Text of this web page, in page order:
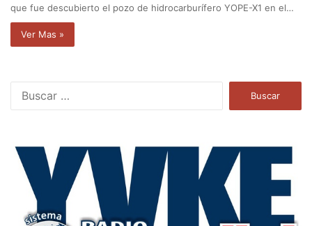
que fue descubierto el pozo de hidrocarburífero YOPE-X1 en el…
Ver Mas »
a